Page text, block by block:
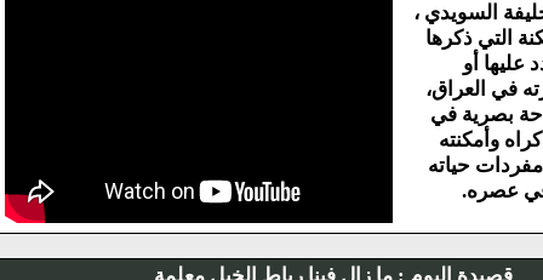
السويدي ،
التي ذكرها
أو
في العراق،
بصرية في
وأمكنته
حياته
عصره.